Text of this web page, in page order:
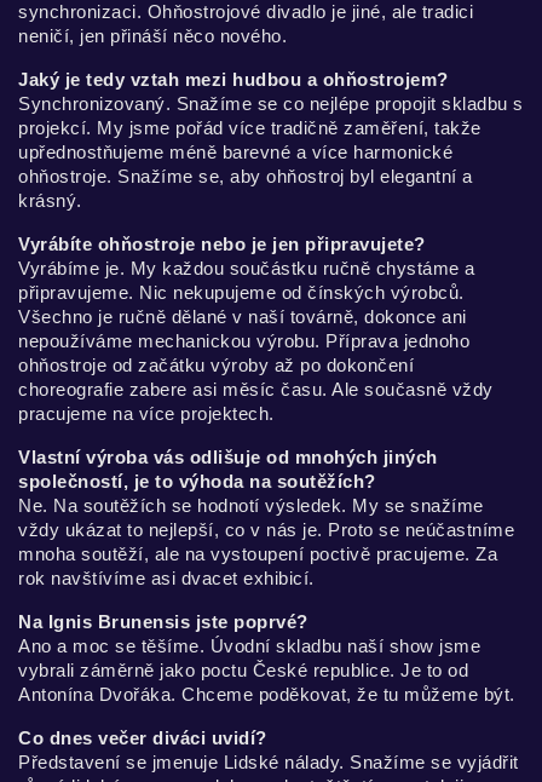
synchronizaci. Ohňostrojové divadlo je jiné, ale tradici
neničí, jen přináší něco nového.
Jaký je tedy vztah mezi hudbou a ohňostrojem?
Synchronizovaný. Snažíme se co nejlépe propojit skladbu s
projekcí. My jsme pořád více tradičně zaměření, takže
upřednostňujeme méně barevné a více harmonické
ohňostroje. Snažíme se, aby ohňostroj byl elegantní a
krásný.
Vyrábíte ohňostroje nebo je jen připravujete?
Vyrábíme je. My každou součástku ručně chystáme a
připravujeme. Nic nekupujeme od čínských výrobců.
Všechno je ručně dělané v naší továrně, dokonce ani
nepoužíváme mechanickou výrobu. Příprava jednoho
ohňostroje od začátku výroby až po dokončení
choreografie zabere asi měsíc času. Ale současně vždy
pracujeme na více projektech.
Vlastní výroba vás odlišuje od mnohých jiných
společností, je to výhoda na soutěžích?
Ne. Na soutěžích se hodnotí výsledek. My se snažíme
vždy ukázat to nejlepší, co v nás je. Proto se neúčastníme
mnoha soutěží, ale na vystoupení poctivě pracujeme. Za
rok navštívíme asi dvacet exhibicí.
Na Ignis Brunensis jste poprvé?
Ano a moc se těšíme. Úvodní skladbu naší show jsme
vybrali záměrně jako poctu České republice. Je to od
Antonína Dvořáka. Chceme poděkovat, že tu můžeme být.
Co dnes večer diváci uvidí?
Představení se jmenuje Lidské nálady. Snažíme se vyjádřit